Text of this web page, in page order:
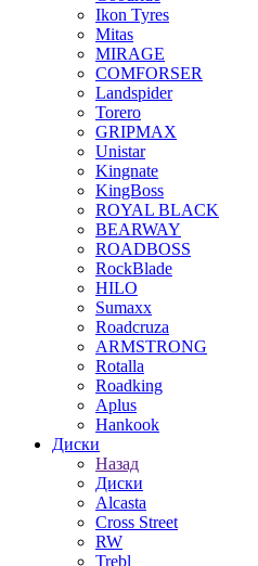
Ikon Tyres
Mitas
MIRAGE
COMFORSER
Landspider
Torero
GRIPMAX
Unistar
Kingnate
KingBoss
ROYAL BLACK
BEARWAY
ROADBOSS
RockBlade
HILO
Sumaxx
Roadcruza
ARMSTRONG
Rotalla
Roadking
Aplus
Hankook
Диски
Назад
Диски
Alcasta
Cross Street
RW
Trebl